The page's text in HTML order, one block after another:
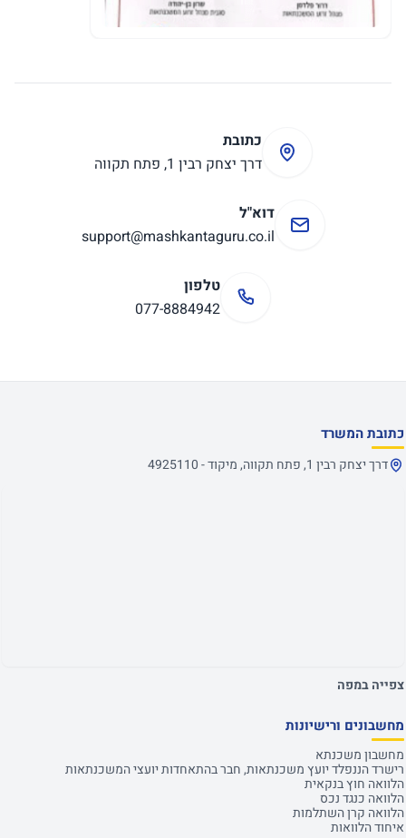
כתובת
דרך יצחק רבין 1, פתח תקווה
דוא"ל
support@mashkantaguru.co.il
טלפון
077-8884942
כתובת המשרד
דרך יצחק רבין 1, פתח תקווה, מיקוד - 4925110
צפייה במפה
מחשבונים ורישיונות
מחשבון משכנתא
רישרד הננפלד יועץ משכנתאות, חבר בהתאחדות יועצי המשכנתאות
הלוואה חוץ בנקאית
הלוואה כנגד נכס
הלוואה קרן השתלמות
איחוד הלוואות